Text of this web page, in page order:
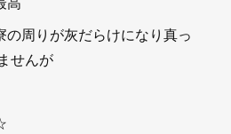
の周りが灰だらけになり真っ
せんが